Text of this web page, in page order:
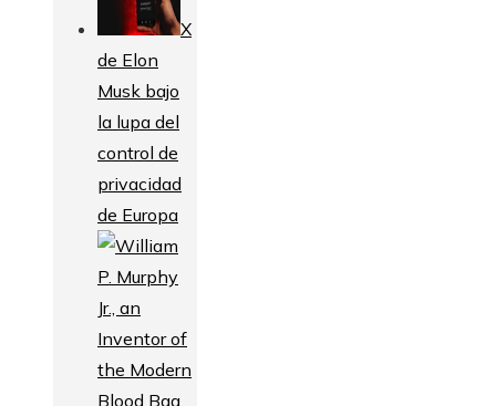
X
de Elon
Musk bajo
la lupa del
control de
privacidad
de Europa